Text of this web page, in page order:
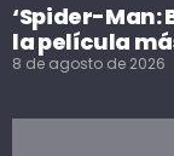
‘Spider-Man:
la película
8 de agosto de 2026